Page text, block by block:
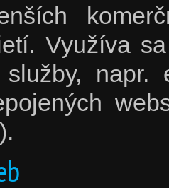
Využíva
napr.